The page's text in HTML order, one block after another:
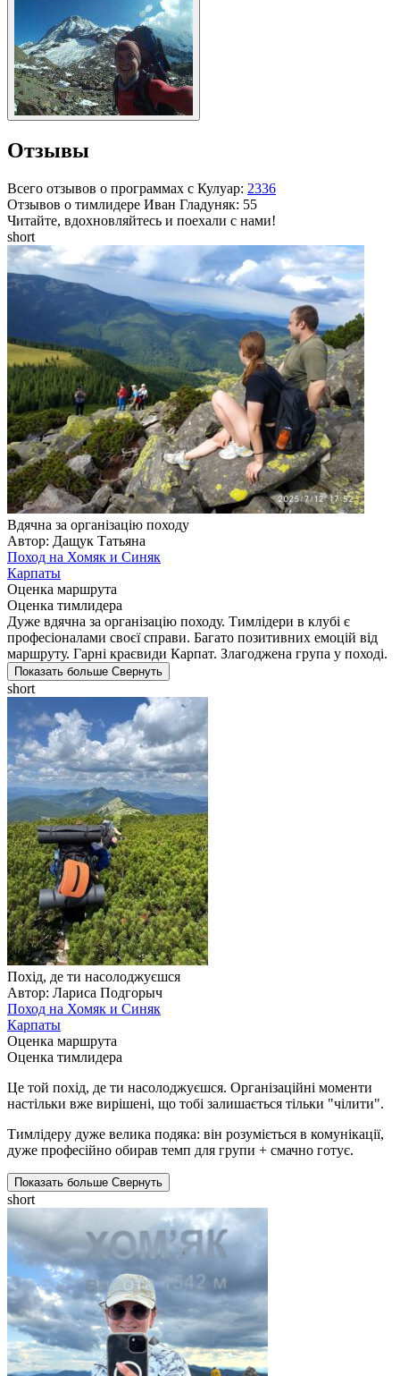
Отзывы
Всего отзывов о программах с Кулуар: 2336
Отзывов о тимлидере Иван Гладуняк: 55
Читайте, вдохновляйтесь и поехали с нами!
short
Вдячна за організацію походу
Автор: Дащук Татьяна
Поход на Хомяк и Синяк
Карпаты
Оценка маршрута
Оценка тимлидера
Дуже вдячна за організацію походу. Тимлідери в клубі є
професіоналами своєї справи. Багато позитивних емоцій від
маршруту. Гарні краєвиди Карпат. Злагоджена група у поході.
Показать больше Свернуть
short
Похід, де ти насолоджуєшся
Автор: Лариса Подгорыч
Поход на Хомяк и Синяк
Карпаты
Оценка маршрута
Оценка тимлидера
Це той похід, де ти насолоджуєшся. Організаційні моменти
настільки вже вирішені, що тобі залишається тільки "чілити".
Тимлідеру дуже велика подяка: він розуміється в комунікації,
дуже професійно обирав темп для групи + смачно готує.
Показать больше Свернуть
short